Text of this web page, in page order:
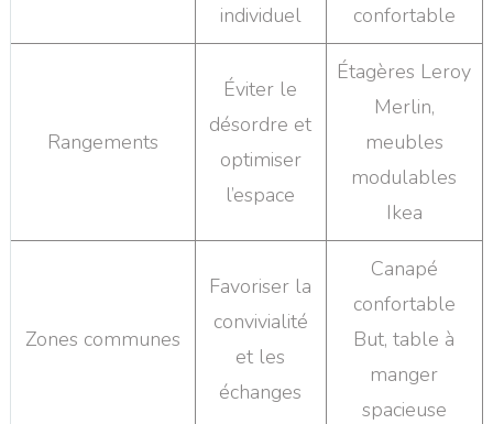
individuel
confortable
Rangements
Éviter le
désordre et
optimiser
l’espace
Étagères Leroy
Merlin,
meubles
modulables
Ikea
Zones communes
Favoriser la
convivialité
et les
échanges
Canapé
confortable
But, table à
manger
spacieuse